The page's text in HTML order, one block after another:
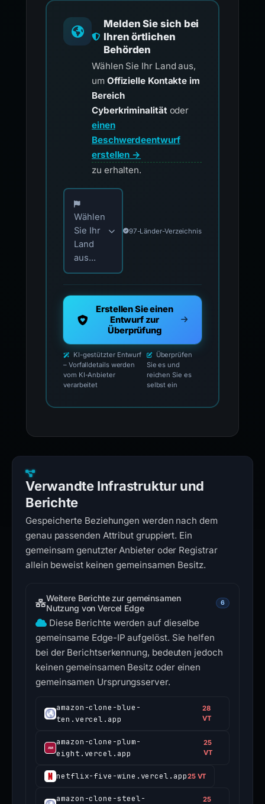
Melden Sie sich bei
Ihren örtlichen
Behörden
Wählen Sie Ihr Land aus,
um Offizielle Kontakte im
Bereich
Cyberkriminalitätoder
einen
Beschwerdeentwurf
erstellen →
zu erhalten.
Wählen Sie Ihr Land für offizielle
Wählen
Sie Ihr
Land
aus...
97-Länder-Verzeichnis
Erstellen Sie einen
Entwurf zur
Überprüfung
KI-gestützter Entwurf
– Vorfalldetails werden
vom KI-Anbieter
verarbeitet
Überprüfen
Sie es und
reichen Sie es
selbst ein
Verwandte Infrastruktur und
Berichte
Gespeicherte Beziehungen werden nach dem
genau passenden Attribut gruppiert. Ein
gemeinsam genutzter Anbieter oder Registrar
allein beweist keinen gemeinsamen Besitz.
Weitere Berichte zur gemeinsamen
Nutzung von Vercel Edge
6
Diese Berichte werden auf dieselbe
gemeinsame Edge-IP aufgelöst. Sie helfen
bei der Berichtserkennung, bedeuten jedoch
keinen gemeinsamen Besitz oder einen
gemeinsamen Ursprungsserver.
amazon-clone-blue-
ten.vercel.app
28
VT
amazon-clone-plum-
eight.vercel.app
25
VT
netflix-five-wine.vercel.app25 VT
amazon-clone-steel- 25